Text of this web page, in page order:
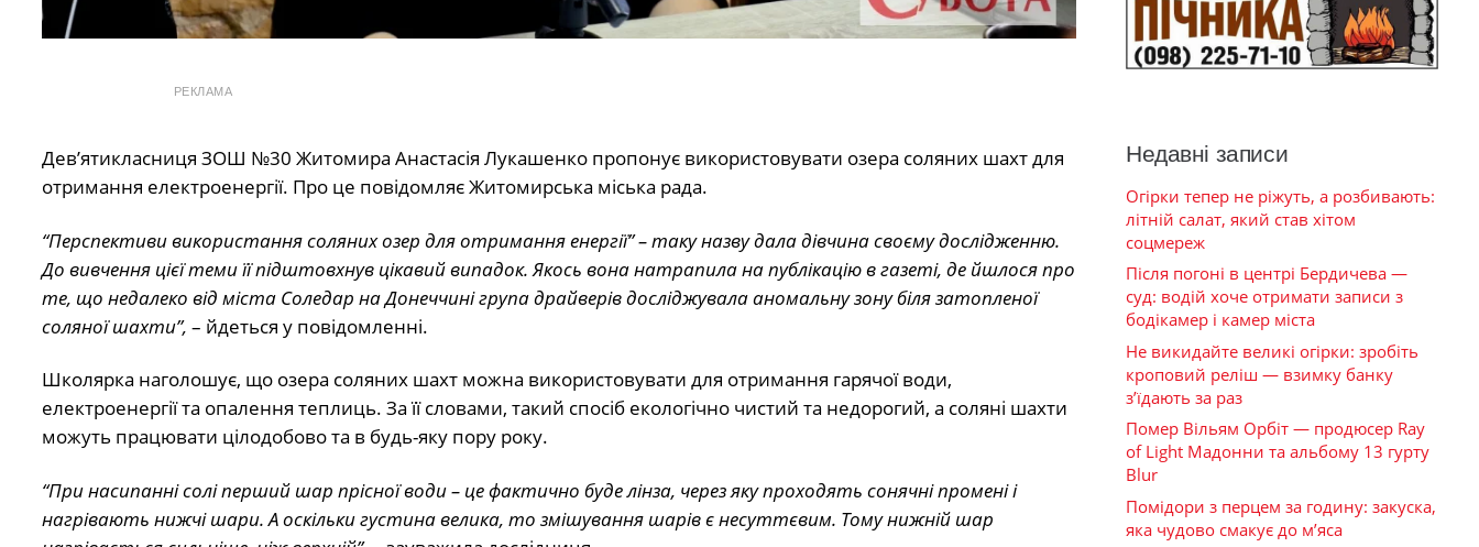
РЕКЛАМА
Дев’ятикласниця ЗОШ №30 Житомира Анастасія Лукашенко пропонує використовувати озера соляних шахт для
отримання електроенергії. Про це повідомляє Житомирська міська рада.
“Перспективи використання соляних озер для отримання енергії” – таку назву дала дівчина своєму дослідженню.
До вивчення цієї теми її підштовхнув цікавий випадок. Якось вона натрапила на публікацію в газеті, де йшлося про
те, що недалеко від міста Соледар на Донеччині група драйверів досліджувала аномальну зону біля затопленої
соляної шахти”, – йдеться у повідомленні.
Школярка наголошує, що озера соляних шахт можна використовувати для отримання гарячої води,
електроенергії та опалення теплиць. За її словами, такий спосіб екологічно чистий та недорогий, а соляні шахти
можуть працювати цілодобово та в будь-яку пору року.
“При насипанні солі перший шар прісної води – це фактично буде лінза, через яку проходять сонячні промені і
нагрівають нижчі шари. А оскільки густина велика, то змішування шарів є несуттєвим. Тому нижній шар
Недавні записи
Огірки тепер не ріжуть, а розбивають:
літній салат, який став хітом
соцмереж
Після погоні в центрі Бердичева —
суд: водій хоче отримати записи з
бодікамер і камер міста
Не викидайте великі огірки: зробіть
кроповий реліш — взимку банку
з’їдають за раз
Помер Вільям Орбіт — продюсер Ray
of Light Мадонни та альбому 13 гурту
Blur
Помідори з перцем за годину: закуска,
яка чудово смакує до м’яса